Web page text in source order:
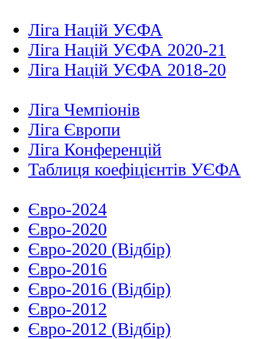
Ліга Націй УЄФА
Ліга Націй УЄФА 2020-21
Ліга Націй УЄФА 2018-20
Ліга Чемпіонів
Ліга Європи
Ліга Конференцій
Таблиця коефіцієнтів УЄФА
Євро-2024
Євро-2020
Євро-2020 (Відбір)
Євро-2016
Євро-2016 (Відбір)
Євро-2012
Євро-2012 (Відбір)